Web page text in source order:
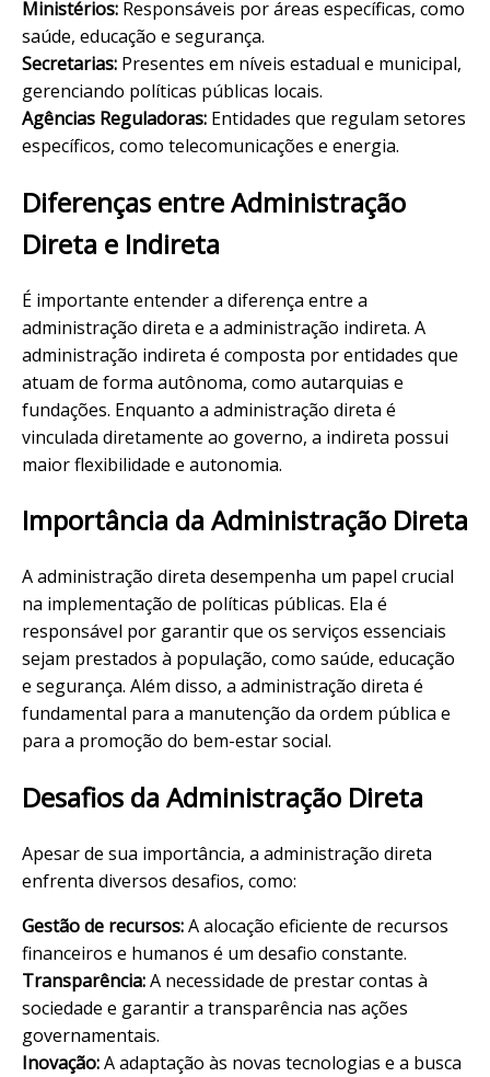
Ministérios: Responsáveis por áreas específicas, como
saúde, educação e segurança.
Secretarias: Presentes em níveis estadual e municipal,
gerenciando políticas públicas locais.
Agências Reguladoras: Entidades que regulam setores
específicos, como telecomunicações e energia.
Diferenças entre Administração
Direta e Indireta
É importante entender a diferença entre a
administração direta e a administração indireta. A
administração indireta é composta por entidades que
atuam de forma autônoma, como autarquias e
fundações. Enquanto a administração direta é
vinculada diretamente ao governo, a indireta possui
maior flexibilidade e autonomia.
Importância da Administração Direta
A administração direta desempenha um papel crucial
na implementação de políticas públicas. Ela é
responsável por garantir que os serviços essenciais
sejam prestados à população, como saúde, educação
e segurança. Além disso, a administração direta é
fundamental para a manutenção da ordem pública e
para a promoção do bem-estar social.
Desafios da Administração Direta
Apesar de sua importância, a administração direta
enfrenta diversos desafios, como:
Gestão de recursos:A alocação eficiente de recursos
financeiros e humanos é um desafio constante.
Transparência:A necessidade de prestar contas à
sociedade e garantir a transparência nas ações
governamentais.
Inovação:A adaptação às novas tecnologias e a busca